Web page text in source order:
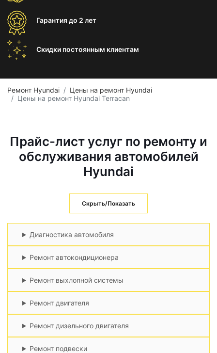
Гарантиядо 2 лет
Скидки постоянным клиентам
Ремонт Hyundai
Цены на ремонт Hyundai
Цены на ремонт Hyundai Terracan
Прайс-лист услуг по ремонту и
обслуживания автомобилей
Hyundai
Скрыть/Показать
Диагностика автомобиля
Ремонт автокондиционера
Ремонт выхлопной системы
Ремонт двигателя
Ремонт дизельного двигателя
Ремонт подвески